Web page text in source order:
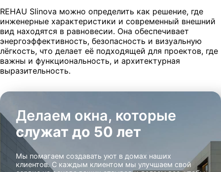
REHAU Slinova можно определить как решение, где
инженерные характеристики и современный внешний
вид находятся в равновесии. Она обеспечивает
энергоэффективность, безопасность и визуальную
лёгкость, что делает её подходящей для проектов, где
важны и функциональность, и архитектурная
выразительность.
Делаем окна, которые
служат до 50 лет
Мы помагаем создавать уют в домах наших
клиентов. С каждым клиентом мы улучшаем свой